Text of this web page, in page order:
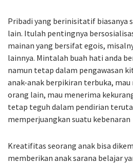
Pribadi yang berinisitatif biasanya
lain. Itulah pentingnya
mainan yang bersifat egois,
lainnya. Mintalah buah hati anda
namun tetap dalam pengawasan
anak-anak berpikiran terbuka,
orang lain, mau menerima
tetap teguh dalam pendirian
memperjuangkan suatu kebenaran
Kreatifitas seorang anak bisa
memberikan anak sarana belajar